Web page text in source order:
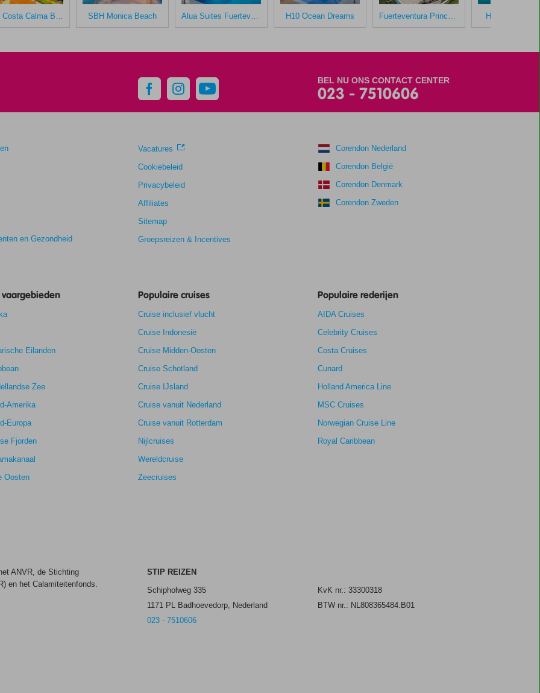
7,5
SBH Costa Calma Beach Resort SBH Monica Beach Alua Suites Fuerteventura H10 Ocean Dreams Fuerteventura Princess H10 Ocean
BEL NU ONS CONTACT CENTER
023 - 7510606
en Gezondheid
Vacatures
Cookiebeleid
Privacybeleid
Affiliates
Sitemap
Groepsreizen & Incentives
Corendon Nederland
Corendon België
Corendon Denmark
Corendon Zweden
Eilanden
Zee
Amerika
Europa
Fjorden
Oosten
Populaire cruises
Cruise inclusief vlucht
Cruise Indonesië
Cruise Midden-Oosten
Cruise Schotland
Cruise IJsland
Cruise vanuit Nederland
Cruise vanuit Rotterdam
Nijlcruises
Wereldcruise
Zeecruises
Populaire rederijen
AIDA Cruises
Celebrity Cruises
Costa Cruises
Cunard
Holland America Line
MSC Cruises
Norwegian Cruise Line
Royal Caribbean
ANVR, de Stichting
en het Calamiteitenfonds.
STIP REIZEN
Schipholweg 335
1171 PL Badhoevedorp, Nederland
023 - 7510606
KvK nr.: 33300318
BTW nr.: NL808365484.B01